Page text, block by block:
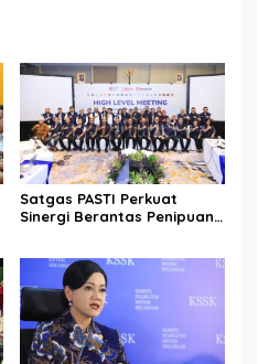
Satgas PASTI Perkuat
Sinergi Berantas Penipuan